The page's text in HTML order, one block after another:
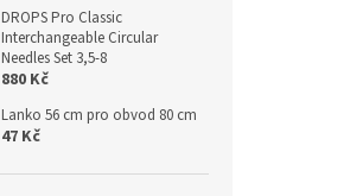
DROPS Pro Classic
Interchangeable Circular
Needles Set 3,5-8
880 Kč
Lanko 56 cm pro obvod 80 cm
47 Kč